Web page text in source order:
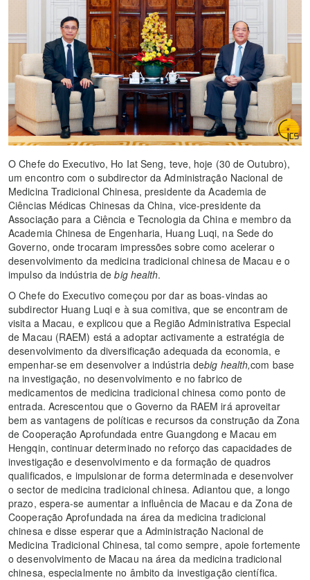
O Chefe do Executivo, Ho Iat Seng, teve, hoje (30 de Outubro),
um encontro com o subdirector da Administração Nacional de
Medicina Tradicional Chinesa, presidente da Academia de
Ciências Médicas Chinesas da China, vice-presidente da
Associação para a Ciência e Tecnologia da China e membro da
Academia Chinesa de Engenharia, Huang Luqi, na Sede do
Governo, onde trocaram impressões sobre como acelerar o
desenvolvimento da medicina tradicional chinesa de Macau e o
impulso da indústria debig health.
O Chefe do Executivo começou por dar as boas-vindas ao
subdirector Huang Luqi e à sua comitiva, que se encontram de
visita a Macau, e explicou que a Região Administrativa Especial
de Macau (RAEM) está a adoptar activamente a estratégia de
desenvolvimento da diversificação adequada da economia, e
empenhar-se em desenvolver a indústria debig health,com base
na investigação, no desenvolvimento e no fabrico de
medicamentos de medicina tradicional chinesa como ponto de
entrada. Acrescentou que o Governo da RAEM irá aproveitar
bem as vantagens de políticas e recursos da construção da Zona
de Cooperação Aprofundada entre Guangdong e Macau em
Hengqin, continuar determinado no reforço das capacidades de
investigação e desenvolvimento e da formação de quadros
qualificados, e impulsionar de forma determinada e desenvolver
o sector de medicina tradicional chinesa. Adiantou que, a longo
prazo, espera-se aumentar a influência de Macau e da Zona de
Cooperação Aprofundada na área da medicina tradicional
chinesa e disse esperar que a Administração Nacional de
Medicina Tradicional Chinesa, tal como sempre, apoie fortemente
o desenvolvimento de Macau na área da medicina tradicional
chinesa, especialmente no âmbito da investigação científica.